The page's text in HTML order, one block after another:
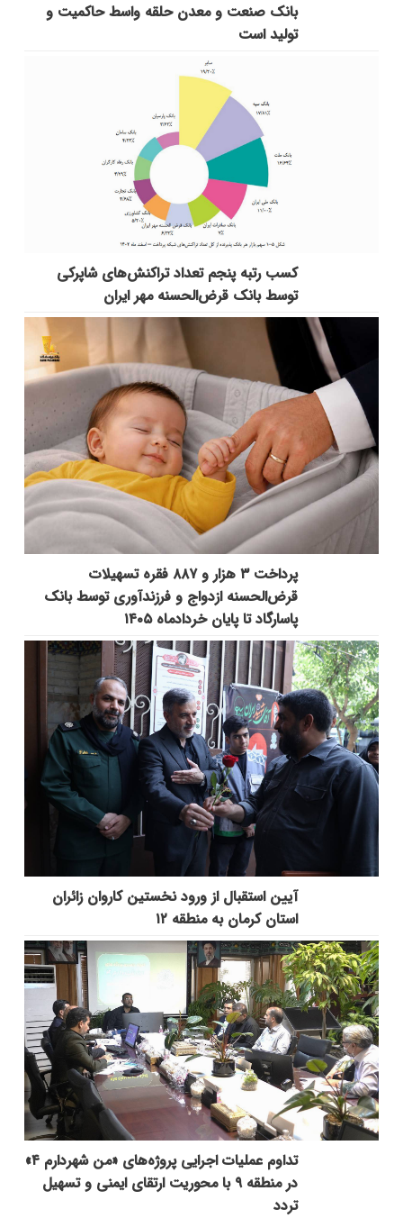
بانك صنعت و معدن حلقه واسط حاكمیت و
تولید است
کسب رتبه پنجم تعداد تراکنش‌های شاپرکی
توسط بانک قرض‌الحسنه مهر ایران
پرداخت ۳ هزار و ۸۸۷ فقره تسهیلات
قرض‌الحسنه ازدواج و فرزندآوری توسط بانک
پاسارگاد تا پایان خردادماه ۱۴۰۵
آیین استقبال از ورود نخستین کاروان زائران
استان کرمان به منطقه ۱۲
تداوم عملیات اجرایی پروژه‌های «من شهردارم ۴»
در منطقه ۹ با محوریت ارتقای ایمنی و تسهیل
تردد